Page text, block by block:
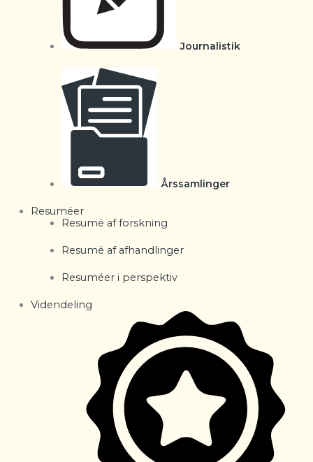
Journalistik
Årssamlinger
Resuméer
Resumé af forskning
Resumé af afhandlinger
Resuméer i perspektiv
Videndeling